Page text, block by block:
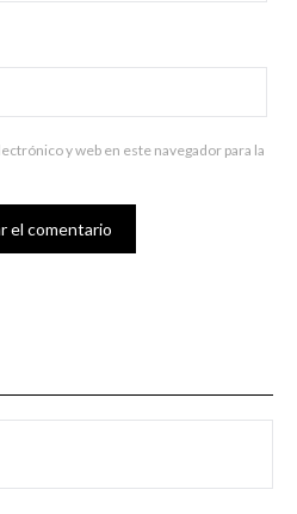
y web en este navegador para la